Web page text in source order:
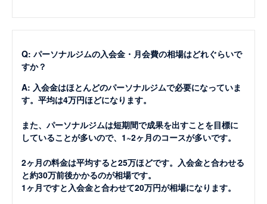
Q: パーソナルジムの入会金・月会費の相場はどれぐらいで
すか？
A: 入会金はほとんどのパーソナルジムで必要になっていま
す。平均は4万円ほどになります。
また、パーソナルジムは短期間で成果を出すことを目標に
していることが多いので、1~2ヶ月のコースが多いです。
2ヶ月の料金は平均すると25万ほどです。入会金と合わせる
と約30万前後かかるのが相場です。
1ヶ月ですと入会金と合わせて20万円が相場になります。